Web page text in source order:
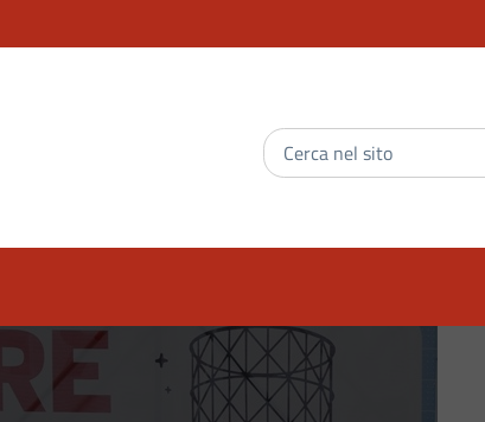
Inserisci
il
cercare